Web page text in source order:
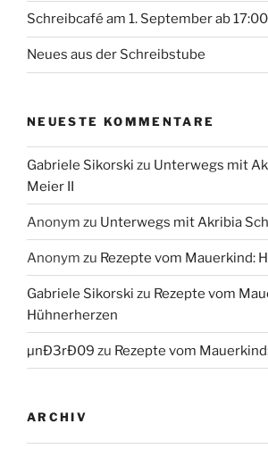
Schreibcafé am 1. September ab
Neues aus der Schreibstube
NEUESTE KOMMENTARE
Gabriele Sikorski zu Unterwegs mit
Meier II
Anonym zu Unterwegs mit Akribia
Anonym zu Rezepte vom Mauerkind:
Gabriele Sikorski zu Rezepte vom
Hühnerherzen
µnÐ3rÐ09 zu Rezepte vom
ARCHIV